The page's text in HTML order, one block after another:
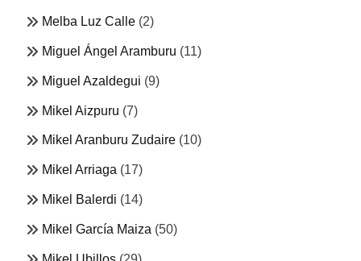
Melba Luz Calle (2)
Miguel Ángel Aramburu (11)
Miguel Azaldegui (9)
Mikel Aizpuru (7)
Mikel Aranburu Zudaire (10)
Mikel Arriaga (17)
Mikel Balerdi (14)
Mikel García Maiza (50)